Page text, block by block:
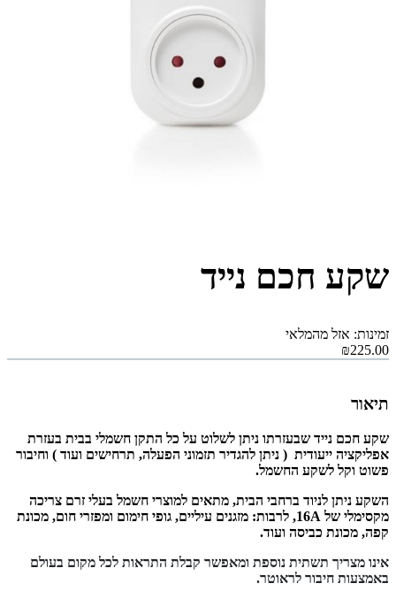
שקע חכם נייד
זמינות: אזל מהמלאי
₪225.00
תיאור
שקע חכם נייד שבעזרתו ניתן לשלוט על כל התקן חשמלי בבית בעזרת
אפליקציה ייעודית ( ניתן להגדיר תזמוני הפעלה, תרחישים ועוד ) וחיבור
פשוט וקל לשקע החשמל.
השקע ניתן לניוד ברחבי הבית, מתאים למוצרי חשמל בעלי זרם צריכה
מקסימלי של 16A, לרבות: מזגנים עיליים, גופי חימום ומפזרי חום, מכונת
קפה, מכונת כביסה ועוד.
אינו מצריך תשתית נוספת ומאפשר קבלת התראות לכל מקום בעולם
באמצעות חיבור לראוטר.